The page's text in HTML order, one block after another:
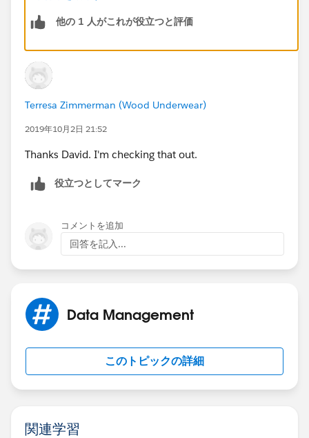
admin is still marked as the created by user.
他の 1 人がこれが役立つと評価
Terresa Zimmerman (Wood Underwear)
2019年10月2日 21:52
Thanks David. I'm checking that out.
役立つとしてマーク
コメントを追加
回答を記入...
Data Management
このトピックの詳細
関連学習